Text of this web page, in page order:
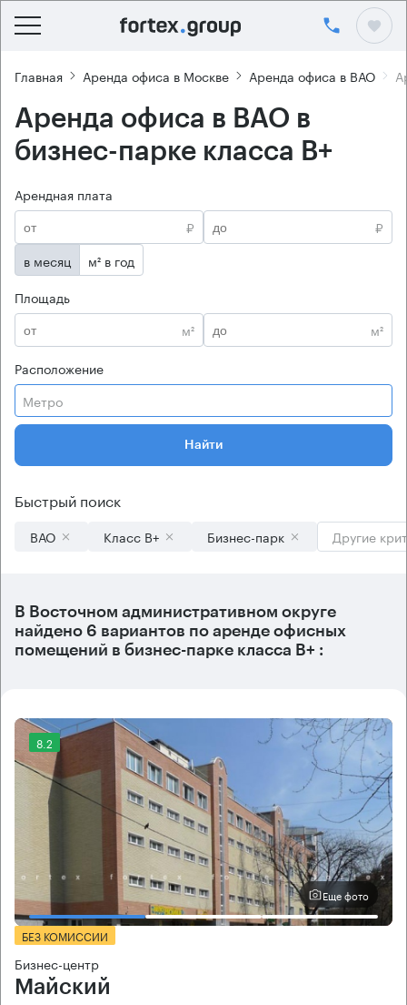
Главная Аренда офиса в Москве Аренда офиса в ВАО
Аренда офиса в ВАО в
бизнес-парке класса B+
Арендная плата
₽
₽
в месяц
м² в год
Площадь
м²
м²
Расположение
Метро
Найти
Быстрый поиск
ВАО Класс B+ Бизнес-парк Другие
В Восточном административном округе
найдено 6 вариантов по аренде офисных
помещений в бизнес-парке класса B+ :
8.2
Еще фото
БЕЗ КОМИССИИ
Бизнес-центр
Майский